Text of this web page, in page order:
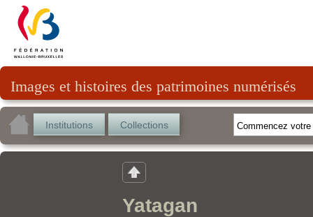
Images et histoires des patrimoines numérisés
Institutions Collections
Yatagan